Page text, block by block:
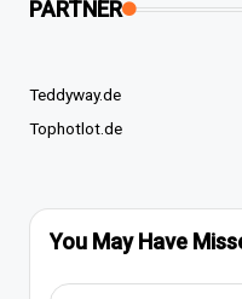
PARTNER
Teddyway.de
Tophotlot.de
You May Have